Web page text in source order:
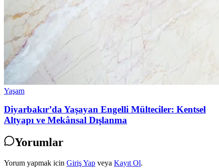
Yaşam
Diyarbakır’da Yaşayan Engelli Mülteciler: Kentsel
Altyapı ve Mekânsal Dışlanma
Yorumlar
Yorum yapmak icin Giriş Yap veya Kayıt Ol.